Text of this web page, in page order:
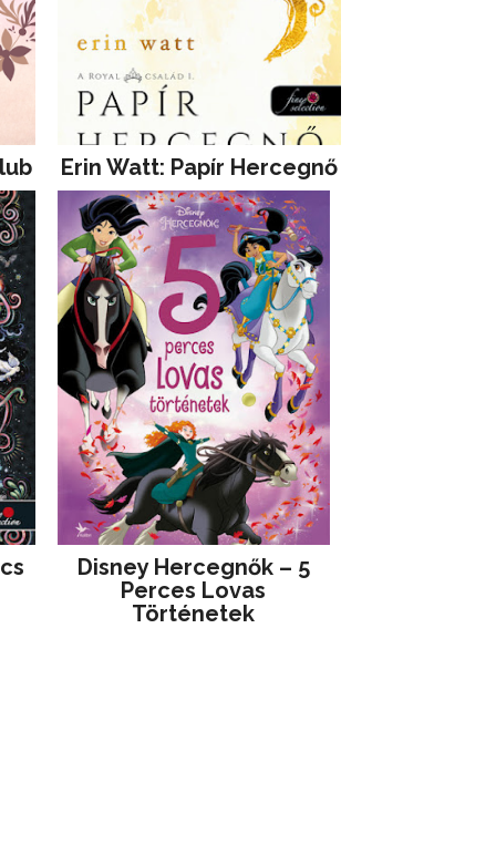
Erin Watt: Papír Hercegnő
Disney ​Hercegnők – 5
Perces Lovas
Történetek